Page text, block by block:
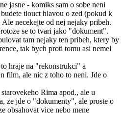
jasne - komiks sam o sobe neni
tlouct hlavou o zed (pokud k
necekejte od nej nejaky pribeh.
se to tvari jako "dokument".
tam nejaky ten pribeh, ktery by
tak bych proti tomu asi nemel
hraje na "rekonstrukci" a
film, ale nic z toho to neni. Jde o
Rima apod., ale u
ze jde o "dokumenty", ale proste o
obsahovat vice nebo mene